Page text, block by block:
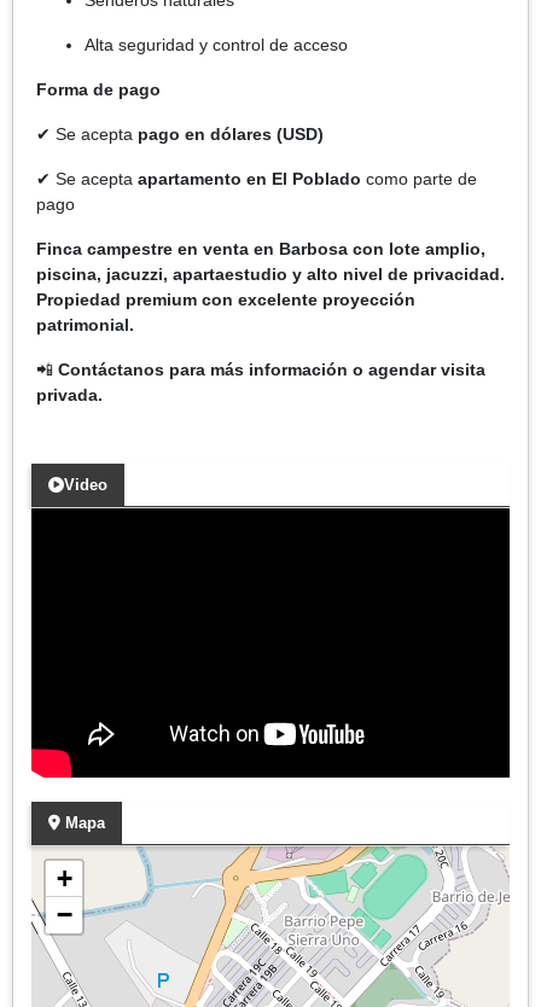
Alta seguridad y control de acceso
Forma de pago
✔ Se acepta pago en dólares (USD)
✔ Se acepta apartamento en El Poblado como parte de
pago
Finca campestre en venta en Barbosa con lote amplio,
piscina, jacuzzi, apartaestudio y alto nivel de privacidad.
Propiedad premium con excelente proyección
patrimonial.
📲 Contáctanos para más información o agendar visita
privada.
Video
Mapa
+
−